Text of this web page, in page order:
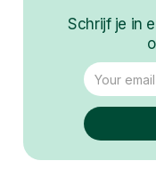
Schrijf je in